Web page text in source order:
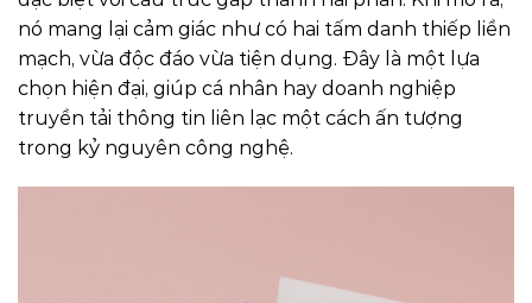
nó mang lại cảm giác như có hai tấm danh thiếp liền
mạch, vừa độc đáo vừa tiện dụng. Đây là một lựa
chọn hiện đại, giúp cá nhân hay doanh nghiệp
truyền tải thông tin liên lạc một cách ấn tượng
trong kỷ nguyên công nghệ.